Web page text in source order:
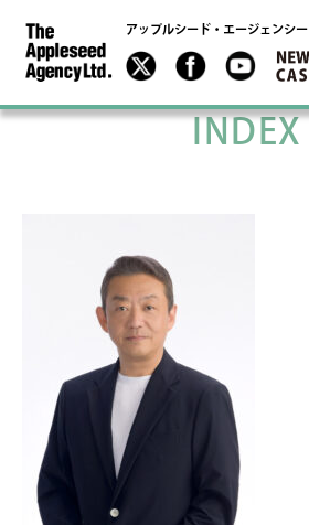
アップルシード・エージェンシー
INDEX